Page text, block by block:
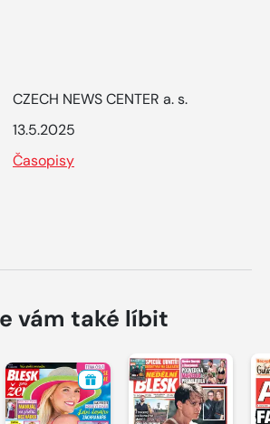
CZECH NEWS CENTER a. s.
13.5.2025
Časopisy
vám také líbit